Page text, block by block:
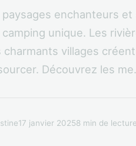
enchanteurs
unique. Les
villages
Découvrez les
17 janvier 20258 min de lecture